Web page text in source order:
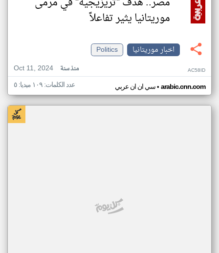
موريتانيا يثير تفاعلاً
اخبار موريتانيا
Politics
Oct 11, 2024
منذ سنة AC58ID
سي ان ان عربي• arabic.cnn.com عدد الكلمات: ١٠٩ ميديا: ٥